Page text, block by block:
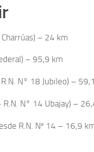
– 24 km
– 95,9 km
N° 18 Jubileo) –
R.N. N° 14 Ubajay) –
R.N. Nº 14 – 16,9